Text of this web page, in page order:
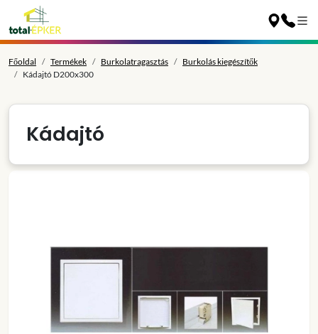
Főoldal Termékek Burkolatragasztás
Burkolás kiegészítők
Kádajtó D200x300
Kádajtó